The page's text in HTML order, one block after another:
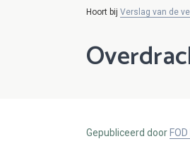
Hoort bij Verslag van de
Gepubliceerd door